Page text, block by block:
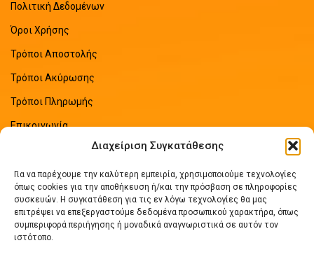
Διαχείριση Συγκατάθεσης
Για να παρέχουμε την καλύτερη εμπειρία, χρησιμοποιούμε τεχνολογίες
όπως cookies για την αποθήκευση ή/και την πρόσβαση σε πληροφορίες
συσκευών. Η συγκατάθεση για τις εν λόγω τεχνολογίες θα μας
επιτρέψει να επεξεργαστούμε δεδομένα προσωπικού χαρακτήρα, όπως
συμπεριφορά περιήγησης ή μοναδικά αναγνωριστικά σε αυτόν τον
ιστότοπο.
Πολιτική Δεδομένων
Όροι Χρήσης
Τρόποι Αποστολής
Τρόποι Ακύρωσης
Τρόποι Πληρωμής
Επικοινωνία
ΠΡΟΣΦΑΤΑ ΑΡΘΡΑ
Οδηγός Εξοικονόμησης Ενέργειας
No Comments